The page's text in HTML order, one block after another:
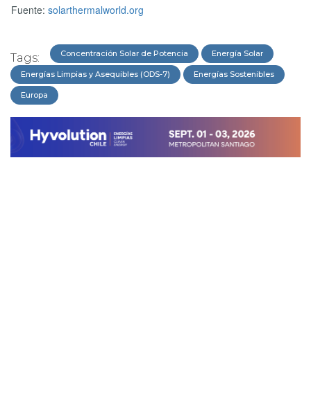
Fuente: solarthermalworld.org
Tags: Concentración Solar de Potencia Energía Solar
Energías Limpias y Asequibles (ODS-7) Energías Sostenibles
Europa